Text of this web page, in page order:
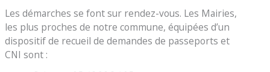
Les démarches se font sur rendez-vous. Les Mairies,
les plus proches de notre commune, équipées d’un
dispositif de recueil de demandes de passeports et
CNI sont :